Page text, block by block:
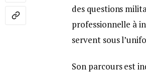
des questions
professionnelle à
servent sous
Son parcours est